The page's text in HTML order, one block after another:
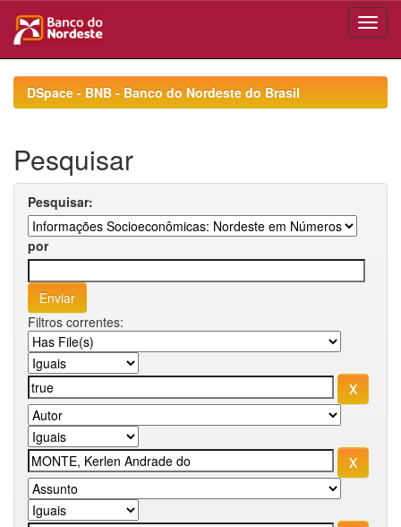
navigationDSpace - BNB - Banco do Nordeste do Brasil
Pesquisar
Pesquisar:
por
Filtros correntes: